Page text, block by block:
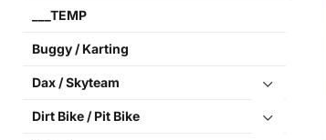
___TEMP
Buggy / Karting
Dax / Skyteam
Dirt Bike / Pit Bike